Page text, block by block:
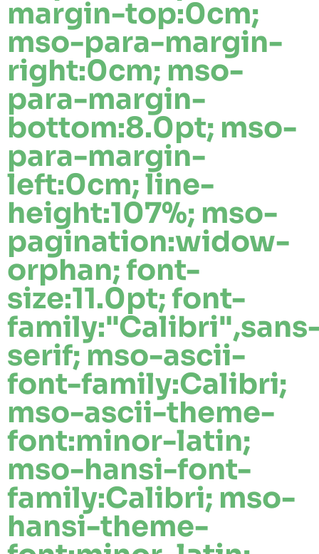
margin-top:0cm;
mso-para-margin-
right:0cm; mso-
para-margin-
bottom:8.0pt; mso-
para-margin-
left:0cm; line-
height:107%; mso-
pagination:widow-
orphan; font-
size:11.0pt; font-
serif; mso-ascii-
font-family:Calibri;
mso-ascii-theme-
font:minor-latin;
mso-hansi-font-
family:Calibri; mso-
hansi-theme-